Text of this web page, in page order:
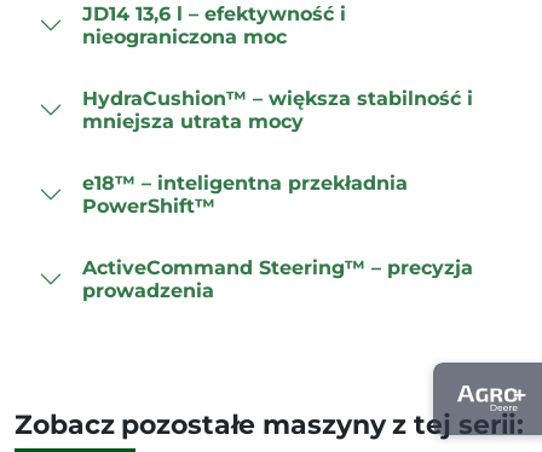
JD14 13,6 l – efektywność i
nieograniczona moc
HydraCushion™ – większa stabilność i
mniejsza utrata mocy
e18™ – inteligentna przekładnia
PowerShift™
ActiveCommand Steering™ – precyzja
prowadzenia
Zobacz pozostałe maszyny z tej serii: